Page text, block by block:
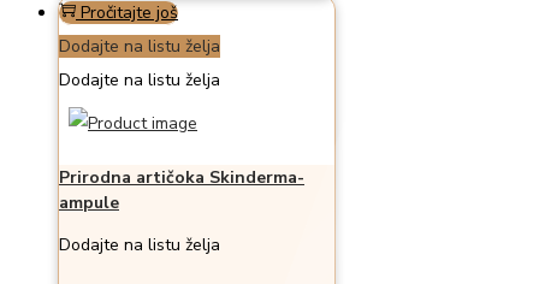
Pročitajte još
Dodajte na listu želja
Dodajte na listu želja
Prirodna artičoka Skinderma-
ampule
Dodajte na listu želja